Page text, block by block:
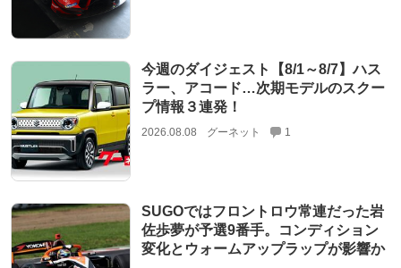
今週のダイジェスト【8/1～8/7】ハス
ラー、アコード…次期モデルのスクー
プ情報３連発！
2026.08.08 グーネット 1
SUGOではフロントロウ常連だった岩
佐歩夢が予選9番手。コンディション
変化とウォームアップラップが影響か